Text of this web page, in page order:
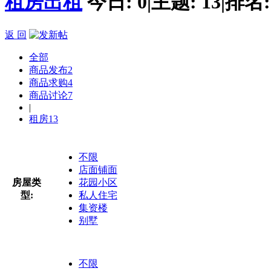
返 回
全部
商品发布2
商品求购4
商品讨论7
|
租房13
房屋类
型:
不限
店面铺面
花园小区
私人住宅
集资楼
别墅
不限